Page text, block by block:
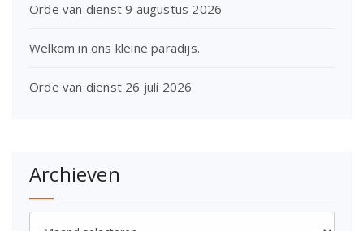
Orde van dienst 9 augustus 2026
Welkom in ons kleine paradijs.
Orde van dienst 26 juli 2026
Archieven